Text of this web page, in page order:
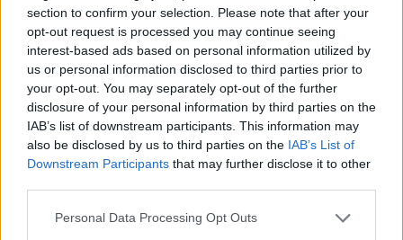
section to confirm your selection. Please note that after your
opt-out request is processed you may continue seeing
interest-based ads based on personal information utilized by
us or personal information disclosed to third parties prior to
your opt-out. You may separately opt-out of the further
disclosure of your personal information by third parties on the
IAB’s list of downstream participants. This information may
also be disclosed by us to third parties on the IAB’s List of
Downstream Participants that may further disclose it to other
Personal Data Processing Opt Outs
Senaste inlägget avTyfors torsdag 23:25iProjekt
Huggern goes big block with 427 ZL-1! 551 svar
Senaste inlägget avhugger69 torsdag 23:01iProjekt
Camaro som bruksbil?! 57 svar
Senaste inlägget av Ev_volvo142 torsdag 22:10iProjekt
Volkswagen split bus t1 1962 2559 svar
Golf Mk2 16v Turbo 137 svar